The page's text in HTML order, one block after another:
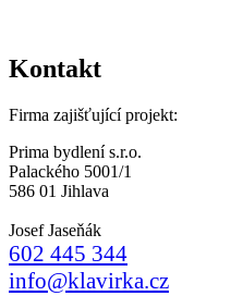
Kontakt
Firma zajišťující projekt:
Prima bydlení s.r.o.
Palackého 5001/1
586 01 Jihlava
Josef Jaseňák
602 445 344
info@klavirka.cz